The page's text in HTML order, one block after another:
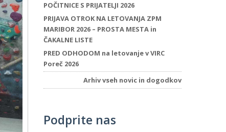
POČITNICE S PRIJATELJI 2026
PRIJAVA OTROK NA LETOVANJA ZPM
MARIBOR 2026 – PROSTA MESTA in
ČAKALNE LISTE
PRED ODHODOM na letovanje v VIRC
Poreč 2026
Arhiv vseh novic in dogodkov
Podprite nas